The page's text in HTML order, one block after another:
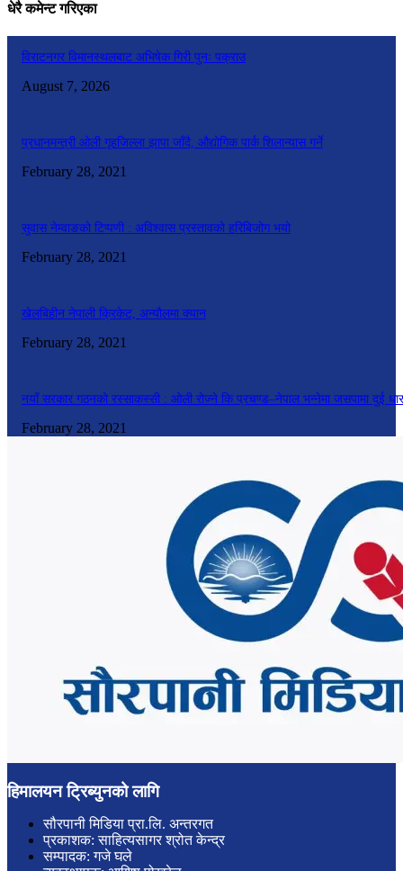
धेरै कमेन्ट गरिएका
विराटनगर विमानस्थलबाट अभिषेक गिरी पुनः पक्राउ
August 7, 2026
प्रधानमन्त्री ओली गृहजिल्ला झापा जाँदै, औद्योगिक पार्क शिलान्यास गर्ने
February 28, 2021
सुवास नेम्वाङको टिप्पणी : अविश्वास प्रस्तावको हरिबिजोग भयो
February 28, 2021
खेलबिहीन नेपाली क्रिकेट, अन्यौलमा क्यान
February 28, 2021
नयाँ सरकार गठनको रस्साकस्सी : ओली रोज्ने कि प्रचण्ड–नेपाल भन्नेमा जसपामा दुई धार
February 28, 2021
हिमालयन ट्रिब्युनको लागि
सौरपानी मिडिया प्रा.लि. अन्तरगत
प्रकाशक: साहित्यसागर श्रोत केन्द्र
सम्पादक: गजे घले